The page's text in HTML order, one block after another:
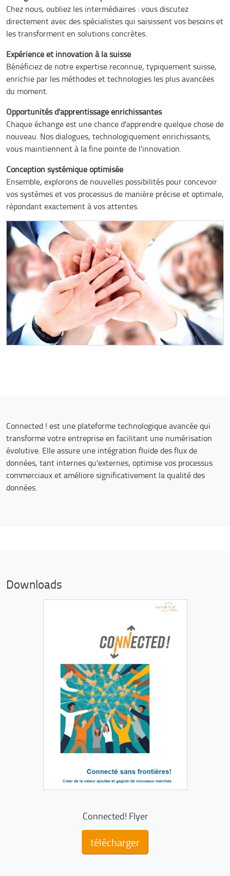
Chez nous, oubliez les intermédiaires : vous discutez
directement avec des spécialistes qui saisissent vos besoins et
les transforment en solutions concrètes.
Expérience et innovation à la suisse
Bénéficiez de notre expertise reconnue, typiquement suisse,
enrichie par les méthodes et technologies les plus avancées
du moment.
Opportunités d'apprentissage enrichissantes
Chaque échange est une chance d'apprendre quelque chose de
nouveau. Nos dialogues, technologiquement enrichissants,
vous maintiennent à la fine pointe de l'innovation.
Conception systémique optimisée
Ensemble, explorons de nouvelles possibilités pour concevoir
vos systèmes et vos processus de manière précise et optimale,
répondant exactement à vos attentes.
Connected ! est une plateforme technologique avancée qui
transforme votre entreprise en facilitant une numérisation
évolutive. Elle assure une intégration fluide des flux de
données, tant internes qu'externes, optimise vos processus
commerciaux et améliore significativement la qualité des
données.
Downloads
Connected! Flyer
télécharger